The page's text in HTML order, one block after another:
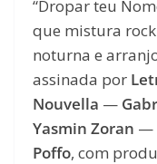
“Dropar teu
que mistura
noturna e
assinada por
Nouvella —
Yasmin Zoran —
Poffo, com